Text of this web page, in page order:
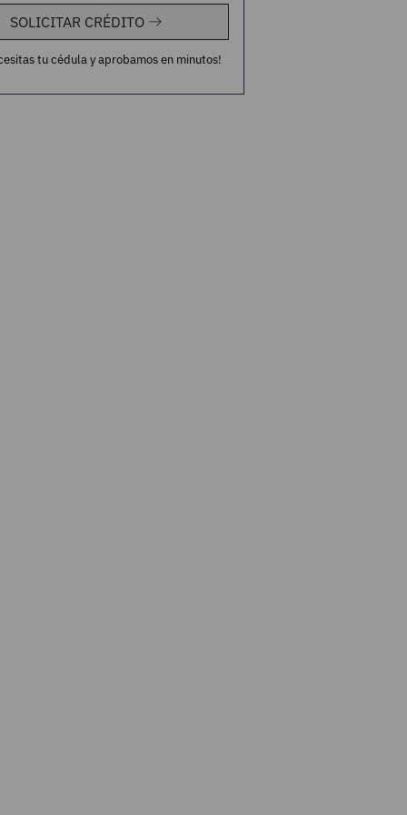
SOLICITAR CRÉDITO
tu cédula y aprobamos en minutos!